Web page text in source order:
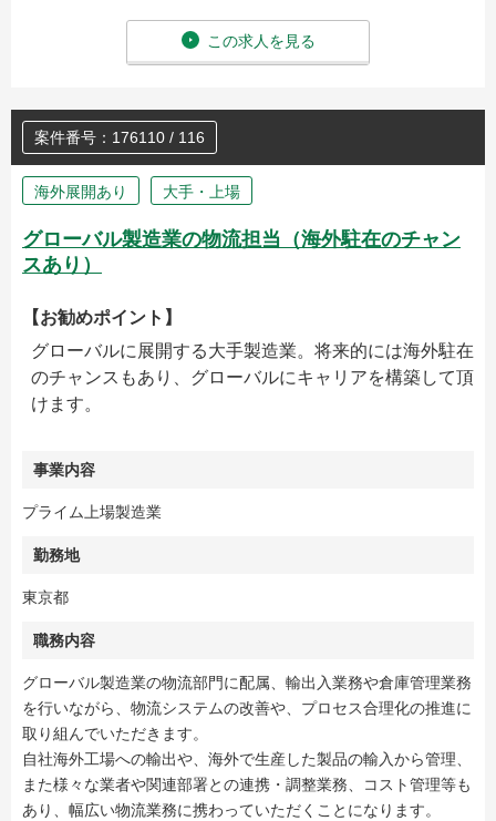
この求人を見る
案件番号：176110 / 116
海外展開あり 大手・上場
グローバル製造業の物流担当（海外駐在のチャン
スあり）
【お勧めポイント】
グローバルに展開する大手製造業。将来的には海外駐在
のチャンスもあり、グローバルにキャリアを構築して頂
けます。
事業内容
プライム上場製造業
勤務地
東京都
職務内容
グローバル製造業の物流部門に配属、輸出入業務や倉庫管理業務
を行いながら、物流システムの改善や、プロセス合理化の推進に
取り組んでいただきます。
自社海外工場への輸出や、海外で生産した製品の輸入から管理、
また様々な業者や関連部署との連携・調整業務、コスト管理等も
あり、幅広い物流業務に携わっていただくことになります。